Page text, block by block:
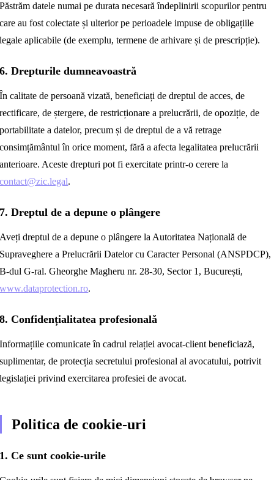
Păstrăm datele numai pe durata necesară îndeplinirii scopurilor pentru
care au fost colectate și ulterior pe perioadele impuse de obligațiile
legale aplicabile (de exemplu, termene de arhivare și de prescripție).
6. Drepturile dumneavoastră
În calitate de persoană vizată, beneficiați de dreptul de acces, de
rectificare, de ștergere, de restricționare a prelucrării, de opoziție, de
portabilitate a datelor, precum și de dreptul de a vă retrage
consimțământul în orice moment, fără a afecta legalitatea prelucrării
anterioare. Aceste drepturi pot fi exercitate printr-o cerere la
contact@zic.legal.
7. Dreptul de a depune o plângere
Aveți dreptul de a depune o plângere la Autoritatea Națională de
Supraveghere a Prelucrării Datelor cu Caracter Personal (ANSPDCP),
B-dul G-ral. Gheorghe Magheru nr. 28-30, Sector 1, București,
www.dataprotection.ro.
8. Confidențialitatea profesională
Informațiile comunicate în cadrul relației avocat-client beneficiază,
suplimentar, de protecția secretului profesional al avocatului, potrivit
legislației privind exercitarea profesiei de avocat.
Politica de cookie-uri
1. Ce sunt cookie-urile